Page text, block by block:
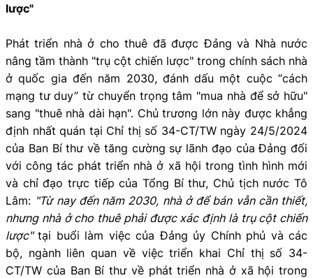
lược"
Phát triển nhà ở cho thuê đã được Đảng và Nhà nước
nâng tầm thành "trụ cột chiến lược" trong chính sách nhà
ở quốc gia đến năm 2030, đánh dấu một cuộc “cách
mạng tư duy” từ chuyển trọng tâm "mua nhà để sở hữu"
sang "thuê nhà dài hạn". Chủ trương lớn này được khẳng
định nhất quán tại Chỉ thị số 34-CT/TW ngày 24/5/2024
của Ban Bí thư về tăng cường sự lãnh đạo của Đảng đối
với công tác phát triển nhà ở xã hội trong tình hình mới
và chỉ đạo trực tiếp của Tổng Bí thư, Chủ tịch nước Tô
Lâm: "Từ nay đến năm 2030, nhà ở để bán vẫn cần thiết,
nhưng nhà ở cho thuê phải được xác định là trụ cột chiến
lược"tại buổi làm việc của Đảng ủy Chính phủ và các
bộ, ngành liên quan về việc triển khai Chỉ thị số 34-
CT/TW của Ban Bí thư về phát triển nhà ở xã hội trong